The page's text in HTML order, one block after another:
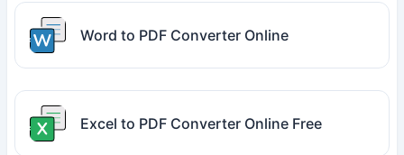
Word to PDF Converter Online
Excel to PDF Converter Online Free